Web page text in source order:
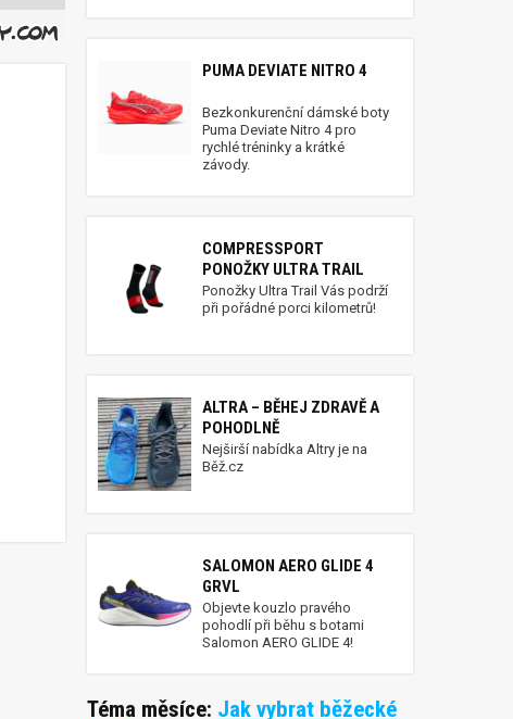
PUMA DEVIATE NITRO 4
Bezkonkurenční dámské boty
Puma Deviate Nitro 4 pro
rychlé tréninky a krátké
závody.
COMPRESSPORT
PONOŽKY ULTRA TRAIL
Ponožky Ultra Trail Vás podrží
při pořádné porci kilometrů!
ALTRA – BĚHEJ ZDRAVĚ A
POHODLNĚ
Nejširší nabídka Altry je na
Běž.cz
SALOMON AERO GLIDE 4
GRVL
Objevte kouzlo pravého
pohodlí při běhu s botami
Salomon AERO GLIDE 4!
Téma měsíce: Jak vybrat běžecké